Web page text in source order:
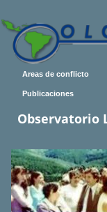
Areas de conflicto
Publicaciones
Observatorio